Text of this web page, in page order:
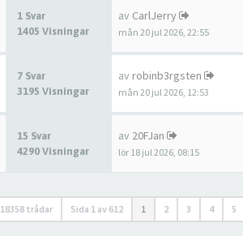
1 Svar
1405 Visningar
av CarlJerry
mån 20 jul 2026, 22:55
7 Svar
3195 Visningar
av robinb3rgsten
mån 20 jul 2026, 12:53
15 Svar
4290 Visningar
av 20FJan
lör 18 jul 2026, 08:15
18358 trådar Sida 1 av 612 1 2 3 4 5